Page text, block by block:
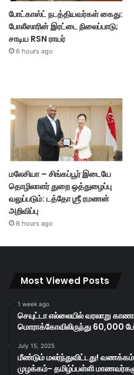
போட்காஸ்ட் நடத்தியவர்கள் கைது:
போலீஸாரின் இரட்டை நிலைப்பாடு;
சாடிய RSN ராயர்
6 hours ago
மலேசியா – சிங்கப்பூர் இடையே
தொழிலாளர் துறை ஒத்துழைப்பு
வலுப்படும்: டத்தோ ஶ்ரீ ரமணன்
அறிவிப்பு
8 hours ago
Most Viewed Posts
1 week ago
செயுட்டா எல்லையில் வரலாறு
மொராக்கோவிலிருந்து 60,000
July 15, 2025
மீண்டும் மலர்ந்துவிட்டது!
முழக்கம்- தமிழ்ப்பள்ளி